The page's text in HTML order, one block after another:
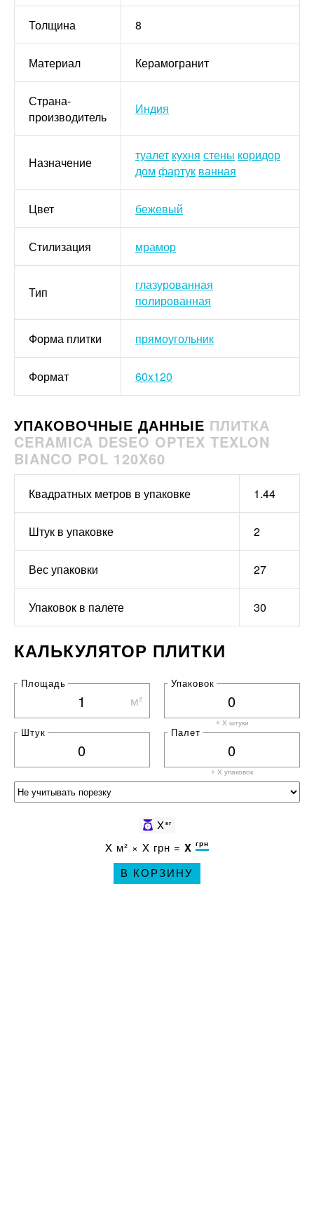
Толщина 8
Материал Керамогранит
Страна-
производитель
Индия
Назначение туалет кухня стены коридор
дом фартук ванная
Цвет бежевый
Стилизация мрамор
Тип
глазурованная
полированная
Форма плитки прямоугольник
Формат 60x120
УПАКОВОЧНЫЕ ДАННЫЕ ПЛИТКА
CERAMICA DESEO OPTEX TEXLON
BIANCO POL 120X60
Квадратных метров в упаковке 1.44
Штук в упаковке 2
Вес упаковки 27
Упаковок в палете 30
КАЛЬКУЛЯТОР ПЛИТКИ
Площадь
м²
Упаковок
+ X штуки
Штук Палет
+ X упаковок
Xкг
X м² × X грн = X грн
В КОРЗИНУ